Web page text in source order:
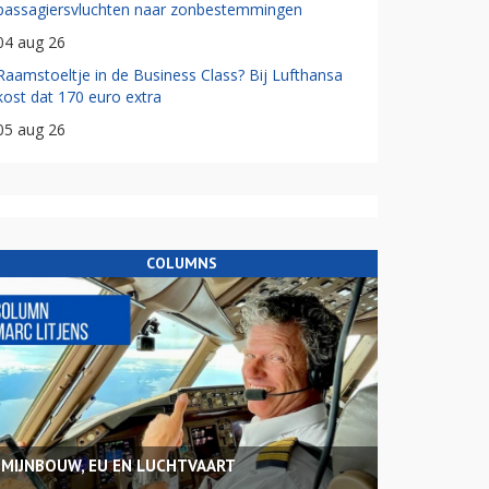
naar zonbestemmingen
aug 26
in de Business Class? Bij Lufthansa
dat 170 euro extra
aug 26
COLUMNS
MIJNBOUW, EU EN LUCHTVAART